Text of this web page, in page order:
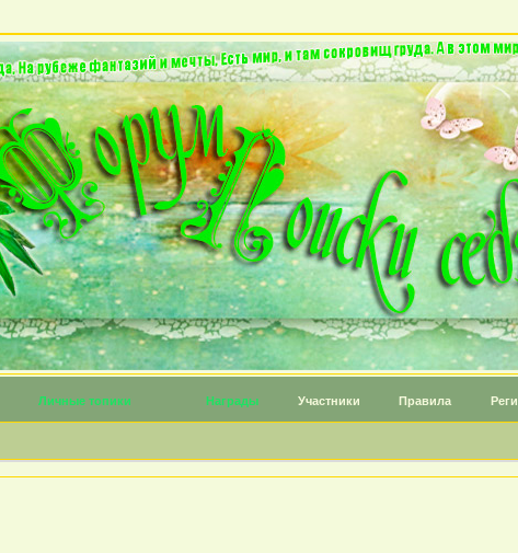
Личные топики Награды Участники Правила